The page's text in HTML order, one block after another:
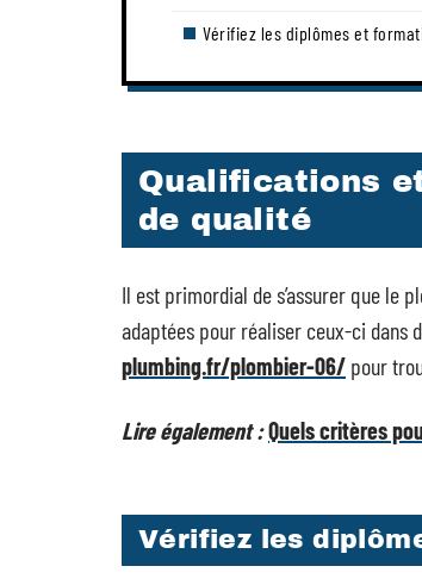
Vérifiez les diplômes et
Qualifications
de qualité
Il est primordial de s’assurer que le
adaptées pour réaliser ceux-ci dans
plumbing.fr/plombier-06/ pour
Lire également :Quels critères
Vérifiez les